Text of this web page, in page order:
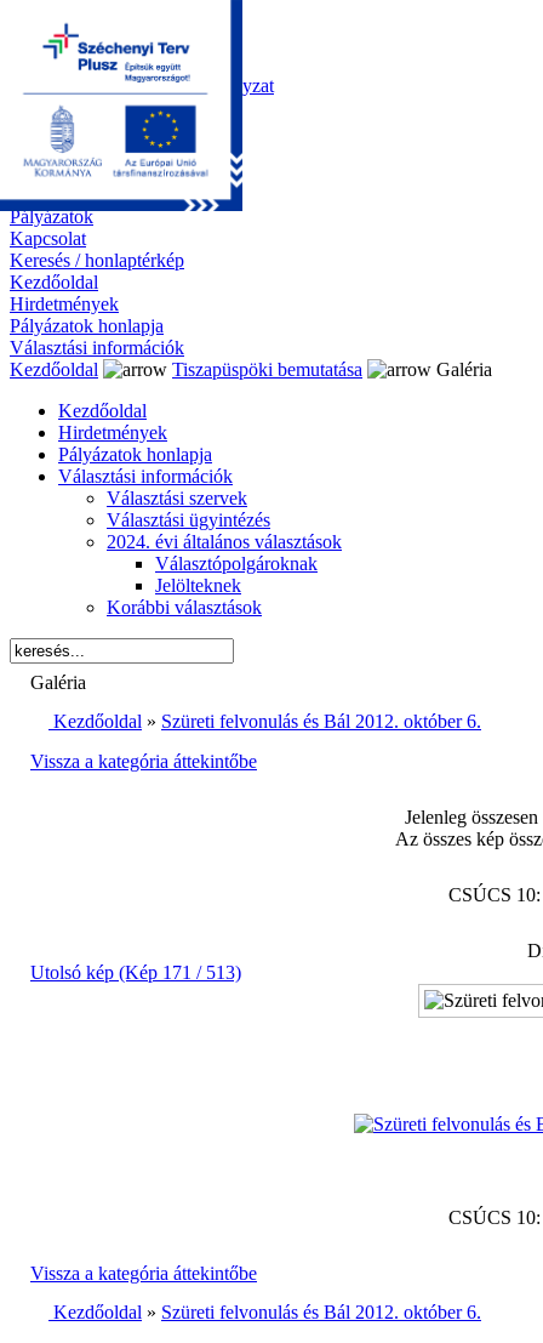
Kezdőoldal
Önkormányzat
Polgármesteri Hivatal
Roma Nemzetiségi Önkormányzat
Elektronikus ügyintézés
Közérdekű információk
Tiszapüspöki bemutatása
Galéria
Díjazottaink
Pályázatok
Kapcsolat
Keresés / honlaptérkép
Kezdőoldal
Hirdetmények
Pályázatok honlapja
Választási információk
Kezdőoldal
Tiszapüspöki bemutatása
Galéria
Kezdőoldal
Hirdetmények
Pályázatok honlapja
Választási információk
Választási szervek
Választási ügyintézés
2024. évi általános választások
Választópolgároknak
Jelölteknek
Korábbi választások
Galéria
Kezdőoldal » Szüreti felvonulás és Bál 2012. október 6.
Vissza a kategória áttekintőbe
Jelenleg
Az összes kép
CSÚCS
Utolsó kép (Kép 171 / 513)
CSÚCS
Vissza a kategória áttekintőbe
Kezdőoldal » Szüreti felvonulás és Bál 2012. október 6.